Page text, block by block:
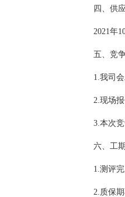
四、供
2021年
五、竞
1.我司
2.现场
3.本次
六、工
1.测评
2.质保期